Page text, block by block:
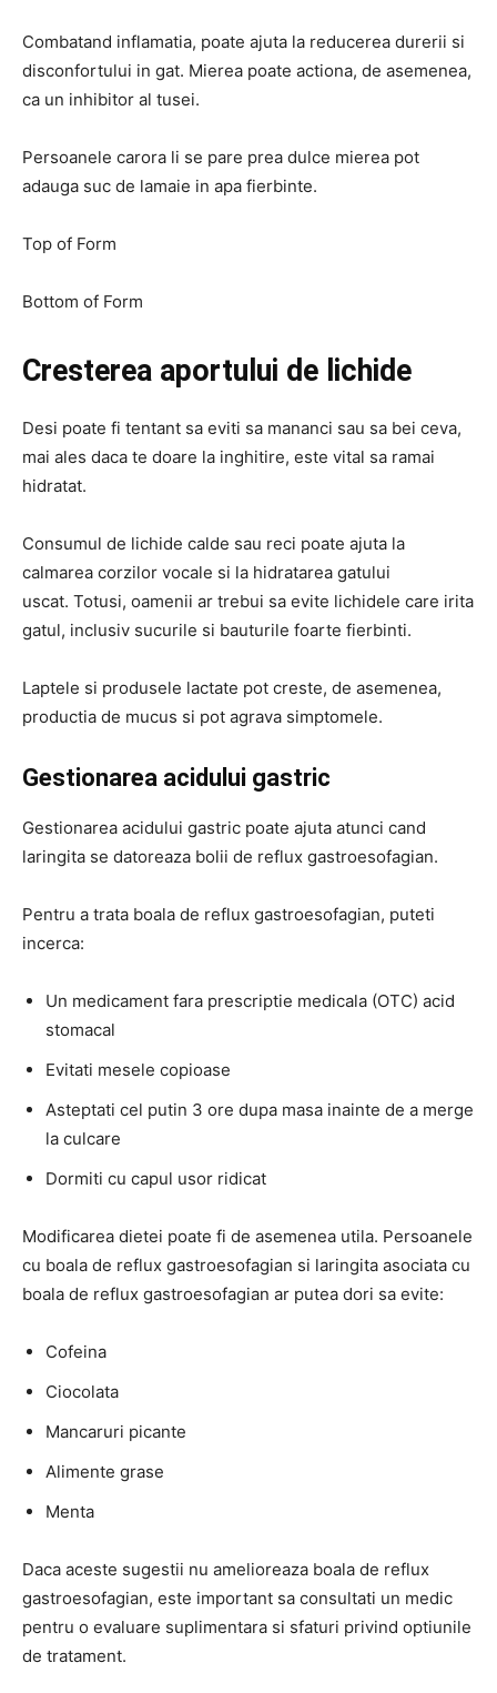
Combatand inflamatia, poate ajuta la reducerea durerii si
disconfortului in gat. Mierea poate actiona, de asemenea,
ca un inhibitor al tusei.
Persoanele carora li se pare prea dulce mierea pot
adauga suc de lamaie in apa fierbinte.
Top of Form
Bottom of Form
Cresterea aportului de lichide
Desi poate fi tentant sa eviti sa mananci sau sa bei ceva,
mai ales daca te doare la inghitire, este vital sa ramai
hidratat.
Consumul de lichide calde sau reci poate ajuta la
calmarea corzilor vocale si la hidratarea gatului
uscat. Totusi, oamenii ar trebui sa evite lichidele care irita
gatul, inclusiv sucurile si bauturile foarte fierbinti.
Laptele si produsele lactate pot creste, de asemenea,
productia de mucus si pot agrava simptomele.
Gestionarea acidului gastric
Gestionarea acidului gastric poate ajuta atunci cand
laringita se datoreaza bolii de reflux gastroesofagian.
Pentru a trata boala de reflux gastroesofagian, puteti
incerca:
Un medicament fara prescriptie medicala (OTC) acid
stomacal
Evitati mesele copioase
Asteptati cel putin 3 ore dupa masa inainte de a merge
la culcare
Dormiti cu capul usor ridicat
Modificarea dietei poate fi de asemenea utila. Persoanele
cu boala de reflux gastroesofagian si laringita asociata cu
boala de reflux gastroesofagian ar putea dori sa evite:
Cofeina
Ciocolata
Mancaruri picante
Alimente grase
Menta
Daca aceste sugestii nu amelioreaza boala de reflux
gastroesofagian, este important sa consultati un medic
pentru o evaluare suplimentara si sfaturi privind optiunile
de tratament.